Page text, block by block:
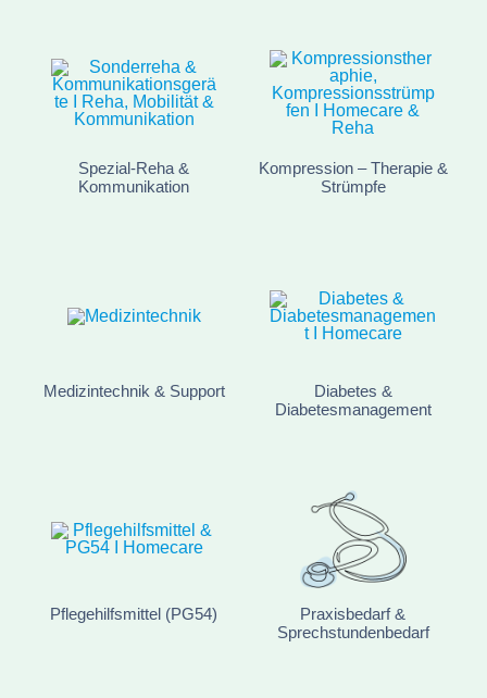
Spezial-Reha &
Kommunikation
Kompression – Therapie &
Strümpfe
Medizintechnik & Support
Diabetes &
Diabetesmanagement
Pflegehilfsmittel (PG54)
Praxisbedarf &
Sprechstundenbedarf